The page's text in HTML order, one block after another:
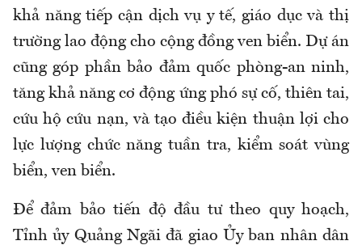
khả năng tiếp cận dịch vụ y tế, giáo dục và thị
trường lao động cho cộng đồng ven biển. Dự án
cũng góp phần bảo đảm quốc phòng-an ninh,
tăng khả năng cơ động ứng phó sự cố, thiên tai,
cứu hộ cứu nạn, và tạo điều kiện thuận lợi cho
lực lượng chức năng tuần tra, kiểm soát vùng
biển, ven biển.
Để đảm bảo tiến độ đầu tư theo quy hoạch,
Tỉnh ủy Quảng Ngãi đã giao Ủy ban nhân dân